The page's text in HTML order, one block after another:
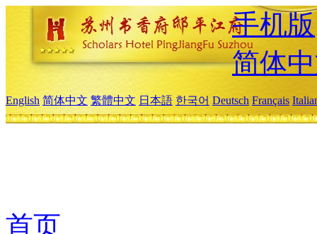
手机版
简体
English 简体中文 繁體中文 日本語 한국어 Deutsch Français
首页